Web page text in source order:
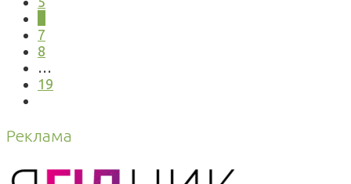
7
8
…
19
Реклама